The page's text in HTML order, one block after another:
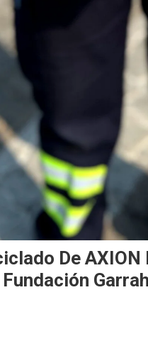
De